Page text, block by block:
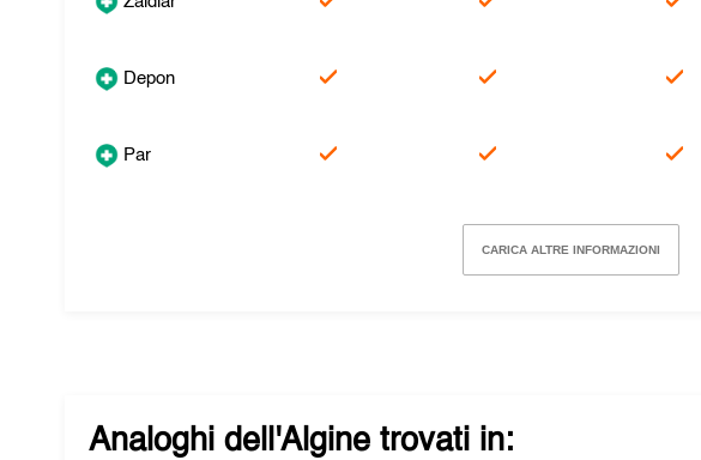
Depon
Par
CARICA ALTRE INFORMAZIONI
Analoghi dell'Algine trovati in: